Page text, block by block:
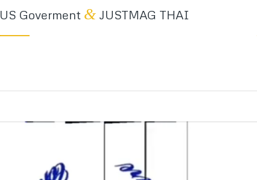
US Goverment &JUSTMAG THAI